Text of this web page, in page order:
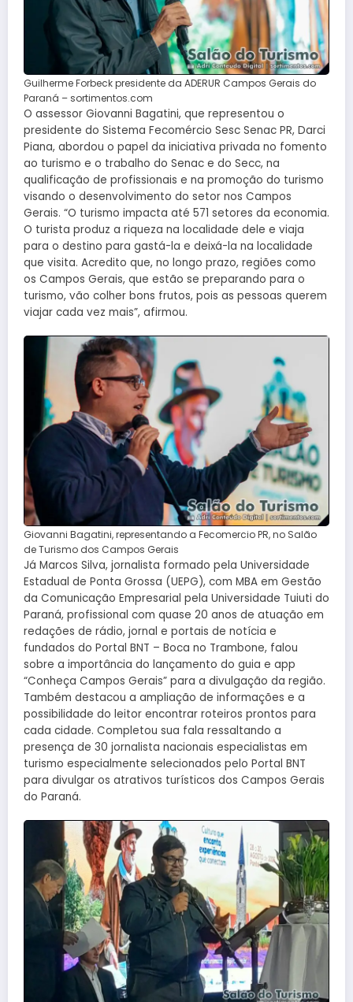
Guilherme Forbeck presidente da ADERUR Campos Gerais do
Paraná – sortimentos.com
O assessor Giovanni Bagatini, que representou o
presidente do Sistema Fecomércio Sesc Senac PR, Darci
Piana, abordou o papel da iniciativa privada no fomento
ao turismo e o trabalho do Senac e do Secc, na
qualificação de profissionais e na promoção do turismo
visando o desenvolvimento do setor nos Campos
Gerais. “O turismo impacta até 571 setores da economia.
O turista produz a riqueza na localidade dele e viaja
para o destino para gastá-la e deixá-la na localidade
que visita. Acredito que, no longo prazo, regiões como
os Campos Gerais, que estão se preparando para o
turismo, vão colher bons frutos, pois as pessoas querem
viajar cada vez mais”, afirmou.
Giovanni Bagatini, representando a Fecomercio PR, no Salão
de Turismo dos Campos Gerais
Já Marcos Silva, jornalista formado pela Universidade
Estadual de Ponta Grossa (UEPG), com MBA em Gestão
da Comunicação Empresarial pela Universidade Tuiuti do
Paraná, profissional com quase 20 anos de atuação em
redações de rádio, jornal e portais de notícia e
fundados do Portal BNT – Boca no Trambone, falou
sobre a importância do lançamento do guia e app
“Conheça Campos Gerais” para a divulgação da região.
Também destacou a ampliação de informações e a
possibilidade do leitor encontrar roteiros prontos para
cada cidade. Completou sua fala ressaltando a
presença de 30 jornalista nacionais especialistas em
turismo especialmente selecionados pelo Portal BNT
para divulgar os atrativos turísticos dos Campos Gerais
do Paraná.